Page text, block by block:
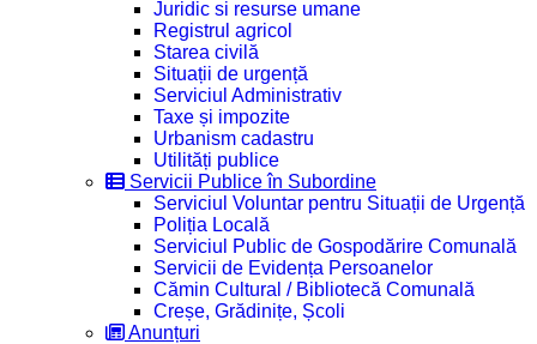
Juridic si resurse umane
Registrul agricol
Starea civilă
Situații de urgență
Serviciul Administrativ
Taxe și impozite
Urbanism cadastru
Utilități publice
Servicii Publice în Subordine
Serviciul Voluntar pentru Situații de Urgență
Poliția Locală
Serviciul Public de Gospodărire Comunală
Servicii de Evidența Persoanelor
Cămin Cultural / Bibliotecă Comunală
Creșe, Grădinițe, Școli
Anunțuri